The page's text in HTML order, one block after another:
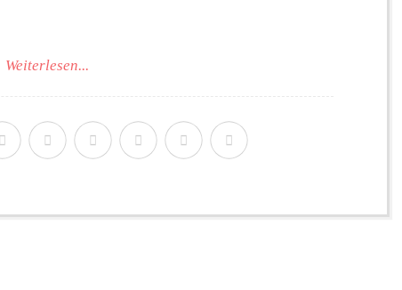
Weiterlesen...